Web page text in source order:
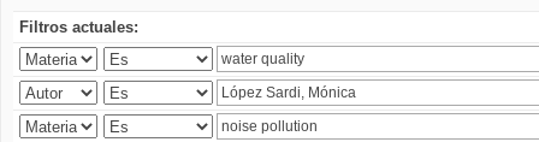
Filtros actuales: